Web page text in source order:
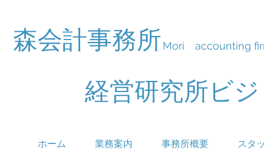
森会計事務所Mori accounting
経営研究所ビ
ホーム 業務案内 事務所概要 スタ